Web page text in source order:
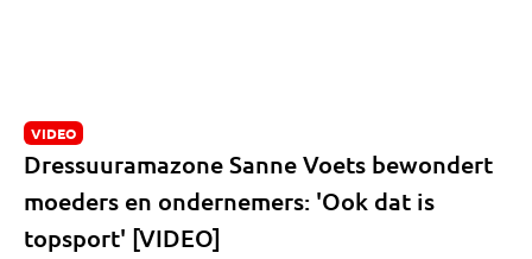
VIDEO
Dressuuramazone Sanne Voets bewondert
moeders en ondernemers: 'Ook dat is
topsport' [VIDEO]